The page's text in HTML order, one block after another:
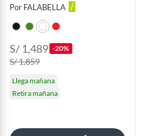
Por FALABELLA
S/ 1,489 -20%
S/ 1,859
Llega mañana
Retira mañana